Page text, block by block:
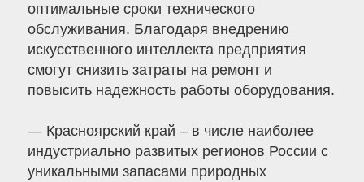
оптимальные сроки технического
обслуживания. Благодаря внедрению
искусственного интеллекта предприятия
смогут снизить затраты на ремонт и
повысить надежность работы оборудования.
— Красноярский край – в числе наиболее
индустриально развитых регионов России с
уникальными запасами природных